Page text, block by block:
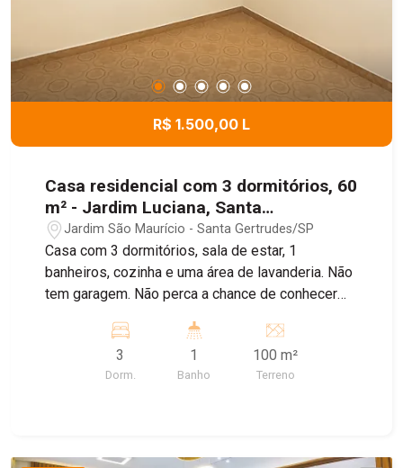
R$ 1.500,00 L
Casa residencial com 3 dormitórios, 60
m² - Jardim Luciana, Santa
Gertrudes/SP
Jardim São Maurício - Santa Gertrudes/SP
Casa com 3 dormitórios, sala de estar, 1
banheiros, cozinha e uma área de lavanderia. Não
tem garagem. Não perca a chance de conhecer
uma visita com um de nossos corretores. Casa
vai ficar pronta em agosto.
3
Dorm.
1
Banho
100 m²
Terreno